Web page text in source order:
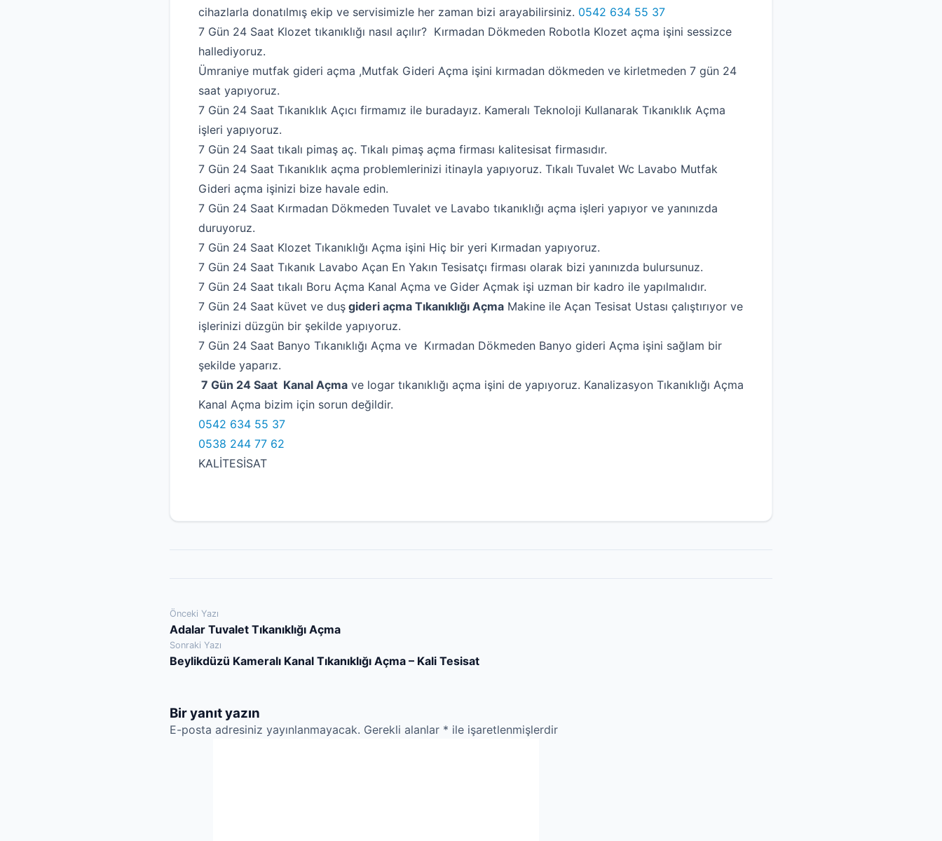
cihazlarla donatılmış ekip ve servisimizle her zaman bizi arayabilirsiniz. 0542 634 55 37
7 Gün 24 Saat Klozet tıkanıklığı nasıl açılır? Kırmadan Dökmeden Robotla Klozet açma işini sessizce
hallediyoruz.
Ümraniye mutfak gideri açma ,Mutfak Gideri Açma işini kırmadan dökmeden ve kirletmeden 7 gün 24
saat yapıyoruz.
7 Gün 24 Saat Tıkanıklık Açıcı firmamız ile buradayız. Kameralı Teknoloji Kullanarak Tıkanıklık Açma
işleri yapıyoruz.
7 Gün 24 Saat tıkalı pimaş aç. Tıkalı pimaş açma firması kalitesisat firmasıdır.
7 Gün 24 Saat Tıkanıklık açma problemlerinizi itinayla yapıyoruz. Tıkalı Tuvalet Wc Lavabo Mutfak
Gideri açma işinizi bize havale edin.
7 Gün 24 Saat Kırmadan Dökmeden Tuvalet ve Lavabo tıkanıklığı açma işleri yapıyor ve yanınızda
duruyoruz.
7 Gün 24 Saat Klozet Tıkanıklığı Açma işini Hiç bir yeri Kırmadan yapıyoruz.
7 Gün 24 Saat Tıkanık Lavabo Açan En Yakın Tesisatçı firması olarak bizi yanınızda bulursunuz.
7 Gün 24 Saat tıkalı Boru Açma Kanal Açma ve Gider Açmak işi uzman bir kadro ile yapılmalıdır.
7 Gün 24 Saat küvet ve duş gideri açma Tıkanıklığı Açma Makine ile Açan Tesisat Ustası çalıştırıyor ve
işlerinizi düzgün bir şekilde yapıyoruz.
7 Gün 24 Saat Banyo Tıkanıklığı Açma ve Kırmadan Dökmeden Banyo gideri Açma işini sağlam bir
şekilde yaparız.
7 Gün 24 Saat Kanal Açma ve logar tıkanıklığı açma işini de yapıyoruz. Kanalizasyon Tıkanıklığı Açma
Kanal Açma bizim için sorun değildir.
0542 634 55 37
0538 244 77 62
KALİTESİSAT
Yazı
gezinmesi
Önceki Yazı
Adalar Tuvalet Tıkanıklığı Açma
Sonraki Yazı
Beylikdüzü Kameralı Kanal Tıkanıklığı Açma – Kali Tesisat
Bir yanıt yazın
E-posta adresiniz yayınlanmayacak. Gerekli alanlar * ile işaretlenmişlerdir